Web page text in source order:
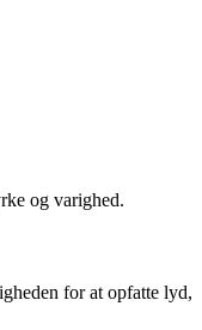
og varighed.
for at opfatte lyd,